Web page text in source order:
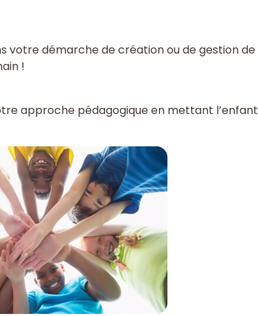
votre démarche de création ou de gestion de
!
approche pédagogique en mettant